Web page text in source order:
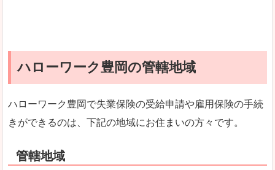
ハローワーク豊岡の管轄地域
ハローワーク豊岡で失業保険の受給申請や雇用保険の手続
きができるのは、下記の地域にお住まいの方々です。
管轄地域